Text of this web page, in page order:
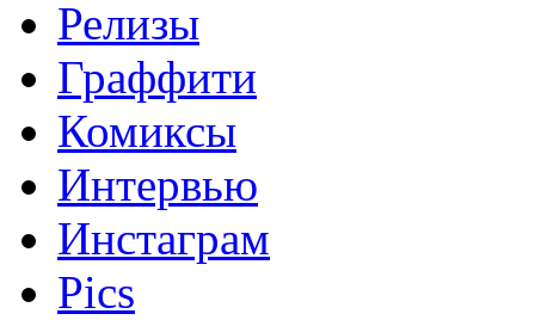
Релизы
Граффити
Комиксы
Интервью
Инстаграм
Pics